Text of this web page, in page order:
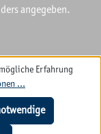
angegeben.
Erfahrung
...